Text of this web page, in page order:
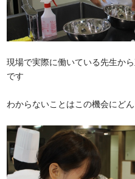
現場で実際に働いている先生か
です
わからないことはこの機会にど